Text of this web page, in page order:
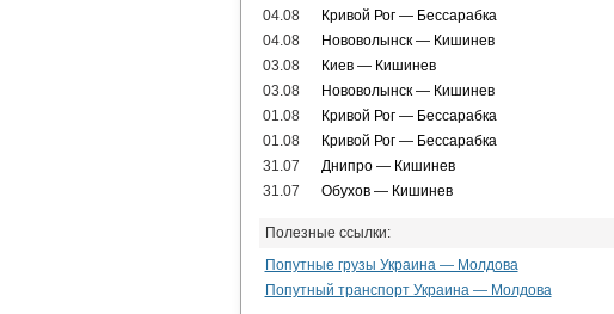
04.08
Кривой Рог — Бессарабка
04.08
Нововолынск — Кишинев
03.08
Киев — Кишинев
03.08
Нововолынск — Кишинев
01.08
Кривой Рог — Бессарабка
01.08
Кривой Рог — Бессарабка
31.07
Днипро — Кишинев
31.07
Обухов — Кишинев
Полезные ссылки:
Попутные грузы Украина — Молдова
Попутный транспорт Украина — Молдова